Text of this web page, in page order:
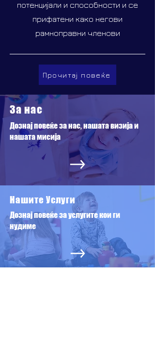
потенцијали и способности и се
прифатени како негови
рамноправни членови
Прочитај повеќе
За нас
Дознај повеќе за нас, нашата визија и
нашата мисија
Нашите Услуги
Дознај повеќе за услугите кои ги
нудиме